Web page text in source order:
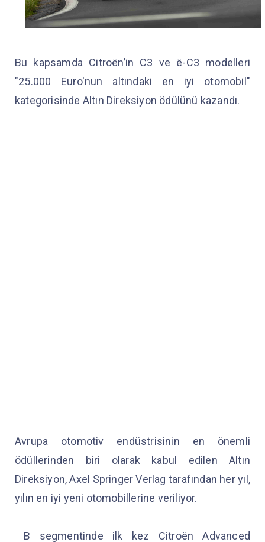
Bu kapsamda Citroën’in C3 ve ë-C3 modelleri
"25.000 Euro'nun altındaki en iyi otomobil"
kategorisinde Altın Direksiyon ödülünü kazandı.
Avrupa otomotiv endüstrisinin en önemli
ödüllerinden biri olarak kabul edilen Altın
Direksiyon, Axel Springer Verlag tarafından her yıl,
yılın en iyi yeni otomobillerine veriliyor.
B segmentinde ilk kez Citroën Advanced